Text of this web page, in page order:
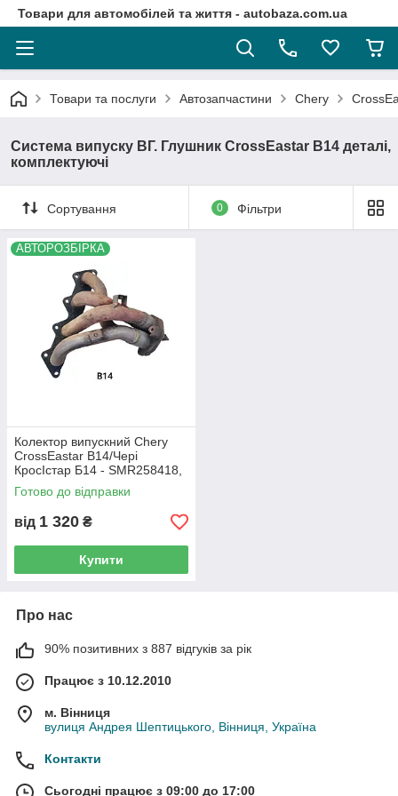
Товари для автомобілей та життя - autobaza.com.ua
Товари та послуги Автозапчастини Chery
Система випуску ВГ. Глушник CrossEastar B14 деталі,
комплектуючі
Сортування 0 Фільтри
АВТОРОЗБІРКА
Колектор випускний Chery
CrossEastar B14/Чері
КросІстар Б14 - SMR258418,
(з розбірки)
Готово до відправки
від 1 320 ₴
Купити
Про нас
90% позитивних з 887 відгуків за рік
Працює з 10.12.2010
м. Вінниця
вулиця Андрея Шептицького, Вінниця, Україна
Контакти
Сьогодні працює з 09:00 до 17:00